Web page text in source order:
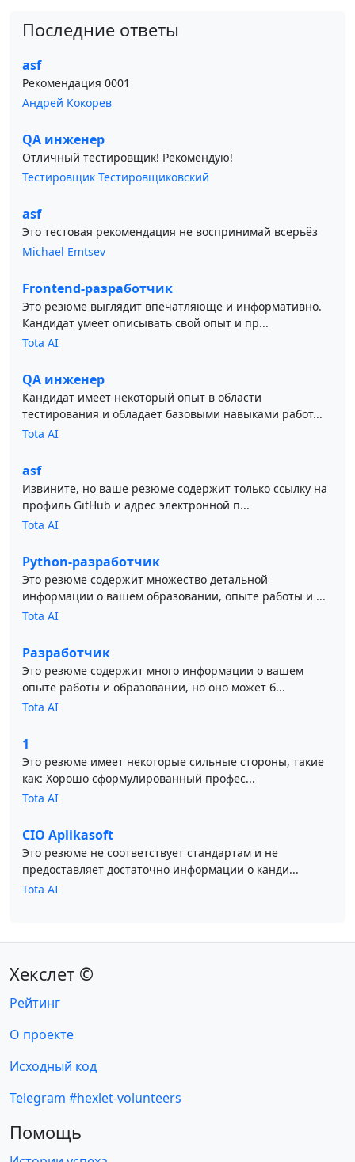
Последние ответы
asf
Рекомендация 0001
Андрей Кокорев
QA инженер
Отличный тестировщик! Рекомендую!
Тестировщик Тестировщиковский
asf
Это тестовая рекомендация не воспринимай всерьёз
Michael Emtsev
Frontend-разработчик
Это резюме выглядит впечатляюще и информативно.
Кандидат умеет описывать свой опыт и пр...
Tota AI
QA инженер
Кандидат имеет некоторый опыт в области
тестирования и обладает базовыми навыками работ...
Tota AI
asf
Извините, но ваше резюме содержит только ссылку на
профиль GitHub и адрес электронной п...
Tota AI
Python-разработчик
Это резюме содержит множество детальной
информации о вашем образовании, опыте работы и ...
Tota AI
Разработчик
Это резюме содержит много информации о вашем
опыте работы и образовании, но оно может б...
Tota AI
1
Это резюме имеет некоторые сильные стороны, такие
как: Хорошо сформулированный профес...
Tota AI
CIO Aplikasoft
Это резюме не соответствует стандартам и не
предоставляет достаточно информации о канди...
Tota AI
Хекслет ©
Рейтинг
О проекте
Исходный код
Telegram #hexlet-volunteers
Помощь